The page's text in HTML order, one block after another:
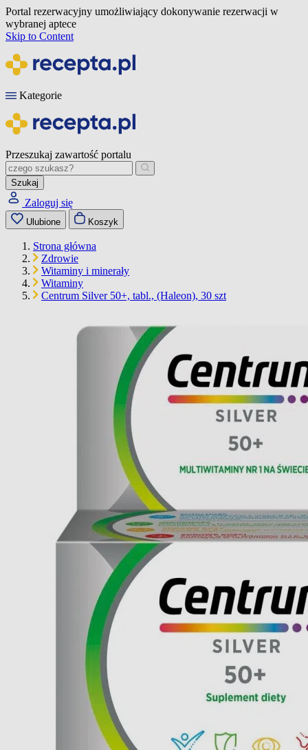
Portal rezerwacyjny umożliwiający dokonywanie rezerwacji w
wybranej aptece
Skip to Content
Kategorie
Przeszukaj zawartość portalu
Szukaj
Zaloguj się
Ulubione Koszyk
Strona główna
Zdrowie
Witaminy i minerały
Witaminy
Centrum Silver 50+, tabl., (Haleon), 30 szt